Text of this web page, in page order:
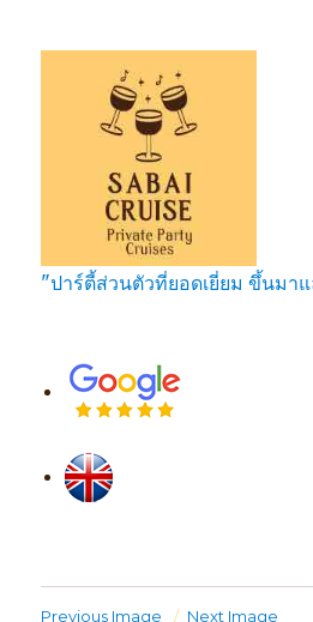
SabaiCruise
"ปาร์ตี้ส่วนตัวที่ยอดเยี่ยม ขึ้นมา
Previous Image Next Image